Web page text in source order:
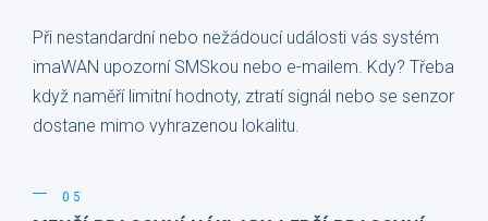
Při nestandardní nebo nežádoucí události vás systém
imaWAN upozorní SMSkou nebo e-mailem. Kdy? Třeba
když naměří limitní hodnoty, ztratí signál nebo se senzor
dostane mimo vyhrazenou lokalitu.
05